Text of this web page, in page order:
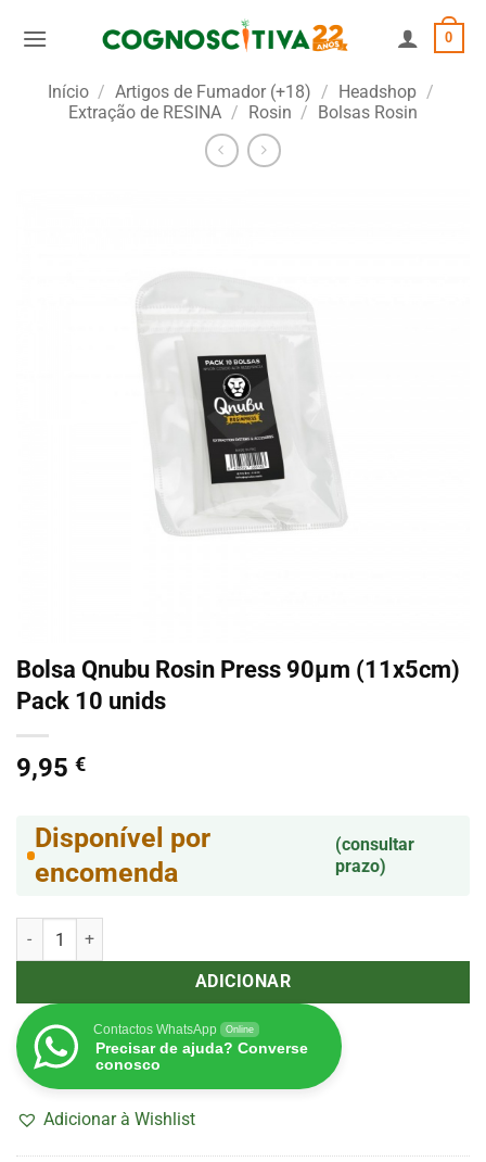
0
Início / Artigos de Fumador (+18) / Headshop /
Extração de RESINA / Rosin / Bolsas Rosin
Bolsa Qnubu Rosin Press 90µm (11x5cm)
Pack 10 unids
9,95 €
Disponível por
encomenda
(consultar
prazo)
Quantidade de Bolsa Qnubu Rosin Press 90µm (11x5cm) Pack 10
ADICIONAR
Contactos WhatsApp Online
Precisar de ajuda? Converse
conosco
Adicionar à Wishlist